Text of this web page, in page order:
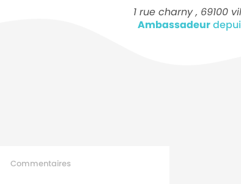
1 rue charny , 69100
Ambassadeur
Commentaires